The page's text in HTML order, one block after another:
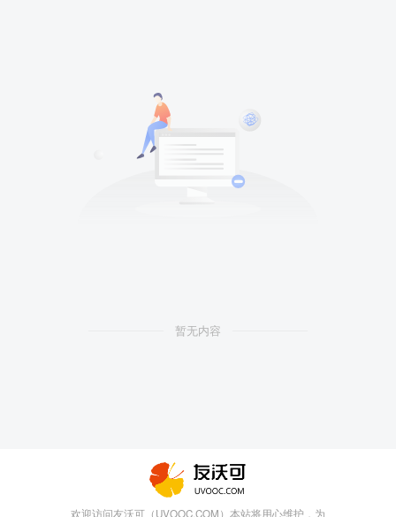
暂无内容
欢迎访问友沃可（UVOOC.COM）本站将用心维护，为